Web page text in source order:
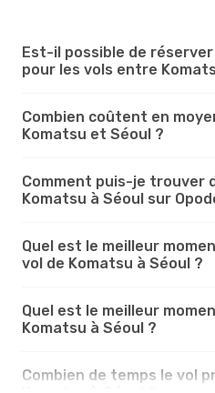
Est-il possible de
pour les vols entre
Combien coûtent en
Komatsu et Séoul ?
Comment puis-je trouver
Komatsu à Séoul sur
Quel est le meilleur
vol de Komatsu à Séoul ?
Quel est le meilleur
Komatsu à Séoul ?
Combien de temps le vol